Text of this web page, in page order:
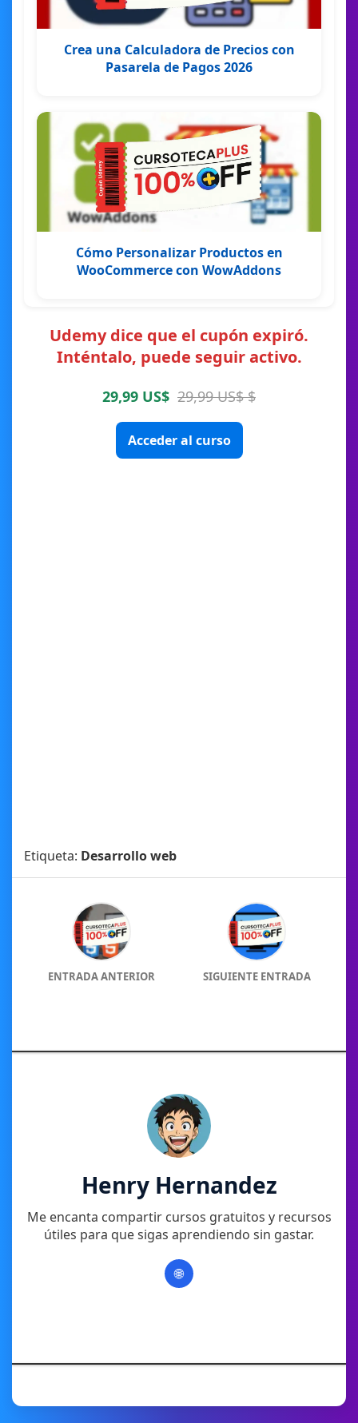
Crea una Calculadora de Precios con
Pasarela de Pagos 2026
Cómo Personalizar Productos en
WooCommerce con WowAddons
Udemy dice que el cupón expiró.
Inténtalo, puede seguir activo.
29,99 US$ 29,99 US$ $
Acceder al curso
Etiqueta: Desarrollo web
ENTRADA ANTERIOR SIGUIENTE ENTRADA
Henry Hernandez
Me encanta compartir cursos gratuitos y recursos
útiles para que sigas aprendiendo sin gastar.
🌐